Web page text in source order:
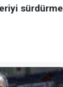
sürdürme